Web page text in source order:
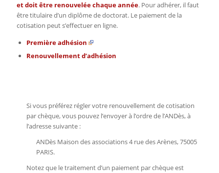
et doit être renouvelée chaque année. Pour adhérer, il faut
être titulaire d’un diplôme de doctorat. Le paiement de la
cotisation peut s’effectuer en ligne.
Première adhésion
Renouvellement d’adhésion
Si vous préférez régler votre renouvellement de cotisation
par chèque, vous pouvez l’envoyer à l’ordre de l’ANDès, à
l’adresse suivante :
ANDès Maison des associations 4 rue des Arènes, 75005
PARIS.
Notez que le traitement d’un paiement par chèque est